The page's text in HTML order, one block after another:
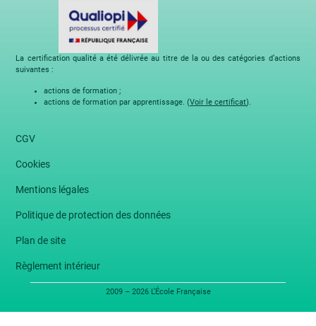
La certification qualité a été délivrée au titre de la ou des catégories d’actions
suivantes :
actions de formation ;
actions de formation par apprentissage. (Voir le certificat).
CGV
Cookies
Mentions légales
Politique de protection des données
Plan de site
Règlement intérieur
2009 – 2026 L’École Française